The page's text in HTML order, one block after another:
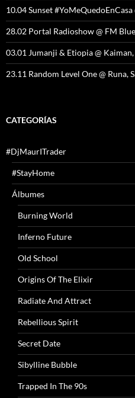
10.04 Sunset
28.02 Portal Radioshow @ FM
03.01 Jumanji & Etiopia @
23.11 Random Level One @ Runa,
CATEGORÍAS
#DjMaurITrader
#StayHome
Álbumes
Burning World
Inferno Future
Old School
Origins Of The Elixir
Radiate And Attract
Rebellious Spirit
Secret Date
Sibylline Bubble
Trapped In The 90s